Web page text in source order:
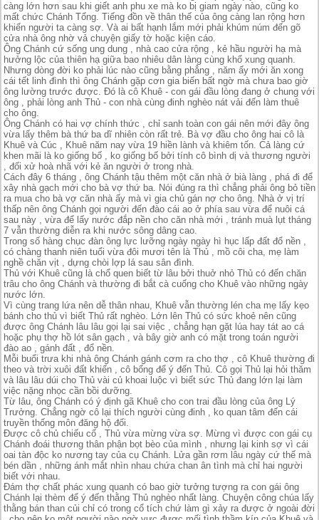
càng lớn hơn sau khi giết anh phu xe mà ko bị giam ngày nào, cũng ko
mất chức Chánh Tổng. Tiếng đồn về thân thế của ông càng lan rộng hơn
khiến người ta càng sợ. Và ai bất hạnh lắm mới phải khúm núm đến gõ
cửa nhà ông nhờ vả chuyện giấy tờ hoặc kiện cáo.
Ông Chánh cứ sống ung dung , nhà cao cửa rộng , kẻ hầu người hạ mà
hưởng lộc của thiên hạ giữa bao nhiêu dân làng cùng khổ xung quanh.
Nhưng dòng đời ko phải lúc nào cũng bằng phẳng , năm ấy mới ăn xong
cái tết linh đình thì ông Chánh gặp cơn gia biến bất ngờ mà chưa bao giờ
ông lường trước được. Đó là cô Khuê - con gái đầu lòng đang ở chung với
ông , phải lòng anh Thủ - con nhà cùng đinh nghèo nát vải đến làm thuê
cho ông.
Ông Chánh có hai vợ chính thức , chỉ sanh toàn con gái nên mới đây ông
vừa lấy thêm bà thứ ba dĩ nhiên còn rất trẻ. Bà vợ đầu cho ông hai cô là
Khuê và Cúc , Khuê năm nay vừa 19 hiền lành và khiêm tốn. Cả làng cứ
khen mãi là ko giống bố , ko giống bố bởi tính cô bình dị và thương người
, đối xử hoà nhã với kẻ ăn người ở trong nhà.
Cách đây 6 tháng , ông Chánh tậu thêm một căn nhà ở bià làng , phá đi để
xây nhà gạch mới cho bà vợ thứ ba. Nói đúng ra thì chẳng phải ông bỏ tiền
ra mua cho bà vợ căn nhà ấy mà vì gia chủ gán nợ cho ông. Nhà ở vị trí
thấp nên ông Chánh gọi người đến đào cái ao ở phía sau vừa để nuôi cá
sau này , vừa để lấy nước đắp nền cho căn nhà mới , tránh muà lụt tháng
7 vẫn thường diễn ra khi nước sông dâng cao.
Trong số hàng chục đàn ông lực lưỡng ngày ngày hì hục lấp đất đổ nền ,
có chàng thanh niên tuổi vừa đôi mươi tên là Thủ , mồ côi cha, mẹ làm
nghề chăn vịt , dựng chòi lợp lá sau sân đình.
Thủ với Khuê cũng là chổ quen biết từ lâu bởi thuở nhỏ Thủ có đến chăn
trâu cho ông Chánh và thường đi bắt cà cuống cho Khuê vào những ngày
nước lớn.
Vì cùng trang lứa nên dễ thân nhau, Khuê vẫn thường lén cha mẹ lấy kẹo
bánh cho thủ vì biết Thủ rất nghèo. Lớn lên Thủ có sức khoẻ nên cũng
được ông Chánh lâu lâu gọi lại sai việc , chẳng hạn gặt lúa hay tát ao cá
hoặc phụ thợ hồ lót sân gạch , và bây giờ anh có mặt trong toán người
đào ao , gánh đất , đổ nền.
Mỗi buổi trưa khi nhà ông Chánh gánh cơm ra cho thợ , cô Khuê thường đi
theo và trời xuôi đất khiến , cô bổng để ý đến Thủ. Cô gọi Thủ lại hỏi thăm
và lâu lâu dúi cho Thủ vài củ khoai luộc vì biết sức Thủ đang lớn lại làm
việc nặng nhọc cần bồi dưỡng.
Từ lâu, ông Chánh có ý định gã Khuê cho con trai đầu lòng của ông Lý
Trưởng. Chẳng ngờ cô lại thích người cùng đinh , ko quan tâm đến cái
truyền thống môn đăng hộ đối.
Được cô chủ chiếu cố , Thủ vừa mừng vừa sợ. Mừng vì được con gái cụ
Chánh đoái thương thân phận bọt bèo của mình , nhưng lại kinh sợ vì cái
oai tàn độc ko nương tay của cụ Chánh. Lửa gần rơm lâu ngày cứ thế mà
bén dần , những ánh mắt nhìn nhau chứa chan ân tình mà chỉ hai người
biết với nhau.
Đám thợ chất phác xung quanh có bao giờ tưởng tượng ra con gái ông
Chánh lại thèm để ý đến thằng Thủ nghèo nhất làng. Chuyện công chúa lấy
thằng bán than củi chỉ có trong cổ tích chứ làm gì xảy ra được ở ngoài đời